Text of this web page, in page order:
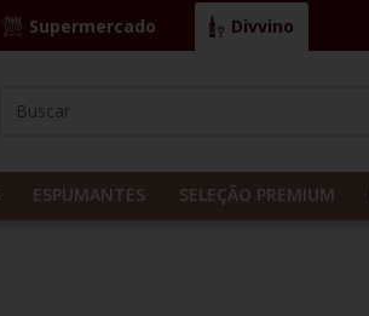
Supermercado Divvino
º las camelias
ESPUMANTES SELEÇÃO PREMIUM